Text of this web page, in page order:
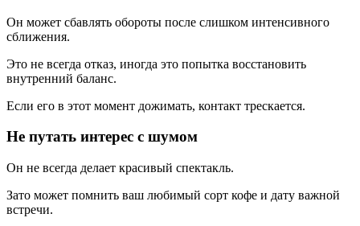
Он может сбавлять обороты после слишком интенсивного
сближения.
Это не всегда отказ, иногда это попытка восстановить
внутренний баланс.
Если его в этот момент дожимать, контакт трескается.
Не путать интерес с шумом
Он не всегда делает красивый спектакль.
Зато может помнить ваш любимый сорт кофе и дату важной
встречи.